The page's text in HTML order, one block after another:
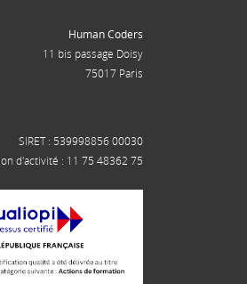
Human Coders
11 bis passage Doisy
75017 Paris
SIRET : 539998856 00030
d'activité : 11 75 48362 75